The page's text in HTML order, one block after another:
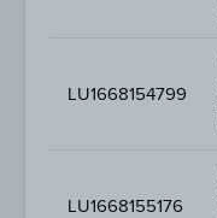
LU1668154799
LU1668155176